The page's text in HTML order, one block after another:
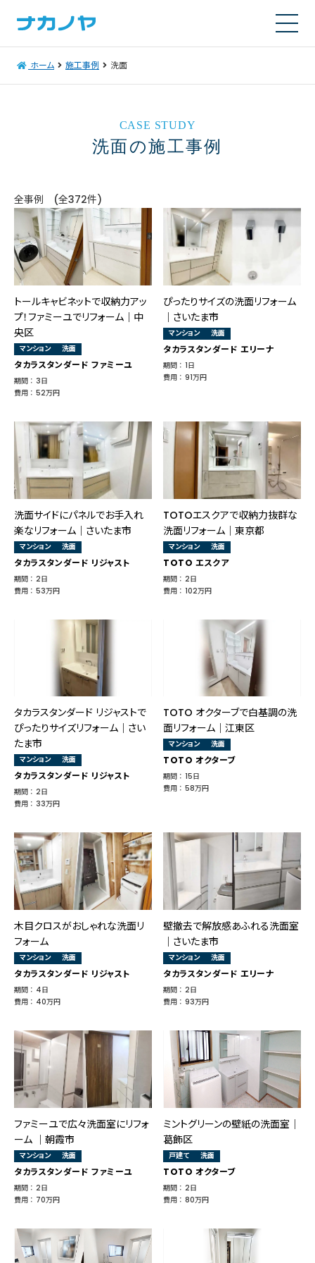
ホーム 施工事例 洗面
CASE STUDY
洗面の施工事例
全事例 (全372件)
トールキャビネットで収納力アッ
プ！ファミーユでリフォーム｜中
央区
マンション 洗面
タカラスタンダード ファミーユ
期間 ： 3日
費用 ： 52万円
ぴったりサイズの洗面リフォーム
｜さいたま市
マンション 洗面
タカラスタンダード エリーナ
期間 ： 1日
費用 ： 91万円
洗面サイドにパネルでお手入れ
楽なリフォーム│さいたま市
マンション 洗面
タカラスタンダード リジャスト
期間 ： 2日
費用 ： 53万円
TOTOエスクアで収納力抜群な
洗面リフォーム│東京都
マンション 洗面
TOTO エスクア
期間 ： 2日
費用 ： 102万円
タカラスタンダード リジャストで
ぴったりサイズリフォーム｜さい
たま市
マンション 洗面
タカラスタンダード リジャスト
期間 ： 2日
費用 ： 33万円
TOTO オクターブで白基調の洗
面リフォーム｜江東区
マンション 洗面
TOTO オクターブ
期間 ： 15日
費用 ： 58万円
木目クロスがおしゃれな洗面リ
フォーム
マンション 洗面
タカラスタンダード リジャスト
期間 ： 4日
費用 ： 40万円
壁撤去で解放感あふれる洗面室
｜さいたま市
マンション 洗面
タカラスタンダード エリーナ
期間 ： 2日
費用 ： 93万円
ファミーユで広々洗面室にリフォ
ーム ｜朝霞市
マンション 洗面
タカラスタンダード ファミーユ
期間 ： 2日
費用 ： 70万円
ミントグリーンの壁紙の洗面室｜
葛飾区
戸建て 洗面
TOTO オクターブ
期間 ： 2日
費用 ： 80万円